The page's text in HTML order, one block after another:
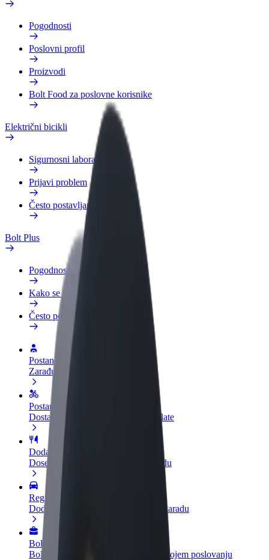
Pogodnosti
Poslovni profil
Proizvodi
Bolt Food za poslovne korisnike
Električni bicikli
Sigurnosni laboratorij
Prijavi problem
Često postavljana pitanja
Bolt Plus
Pogodnosti
Kako se pridružiti
Često postavljana pitanja
Postani vozač
Zarađuj po vlastitim uvjetima
Postani dostavljač
Dostavljaj hranu i primaj tjedne isplate
Dodaj restoran ili trgovinu
Dosegni više kupaca i povećaj zaradu
Registriraj se kao vlasnik flote
Dodaj svoju flotu na Bolt i povećaj zaradu
Bolt for Business
Bolt proizvodi i usluge prilagođeni tvojem poslovanju